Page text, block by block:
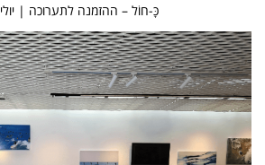
כָּ-חוֹל – ההזמנה לתערוכה | יולי 2021